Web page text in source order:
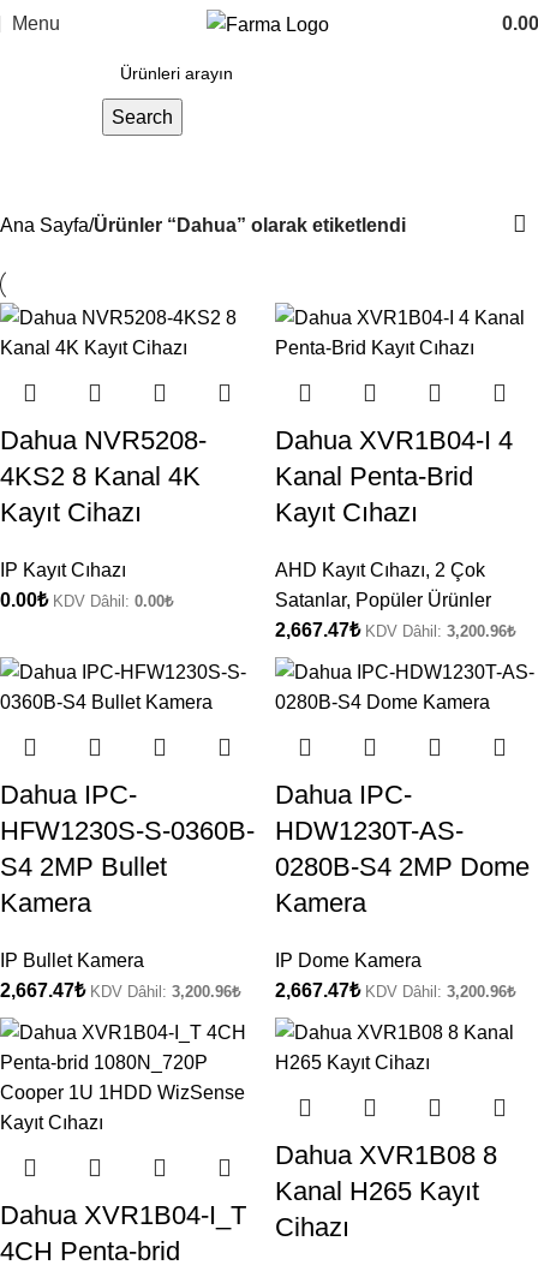
Menu 0.00
Search
Ana Sayfa Ürünler “Dahua” olarak etiketlendi
Dahua NVR5208-
4KS2 8 Kanal 4K
Kayıt Cihazı
IP Kayıt Cıhazı
0.00₺ KDV Dâhil: 0.00₺
Dahua XVR1B04-I 4
Kanal Penta-Brid
Kayıt Cıhazı
AHD Kayıt Cıhazı, 2 Çok
Satanlar, Popüler Ürünler
2,667.47₺ KDV Dâhil: 3,200.96₺
Dahua IPC-
HFW1230S-S-0360B-
S4 2MP Bullet
Kamera
IP Bullet Kamera
2,667.47₺ KDV Dâhil: 3,200.96₺
Dahua IPC-
HDW1230T-AS-
0280B-S4 2MP Dome
Kamera
IP Dome Kamera
2,667.47₺ KDV Dâhil: 3,200.96₺
Dahua XVR1B04-I_T
4CH Penta-brid
Dahua XVR1B08 8
Kanal H265 Kayıt
Cihazı